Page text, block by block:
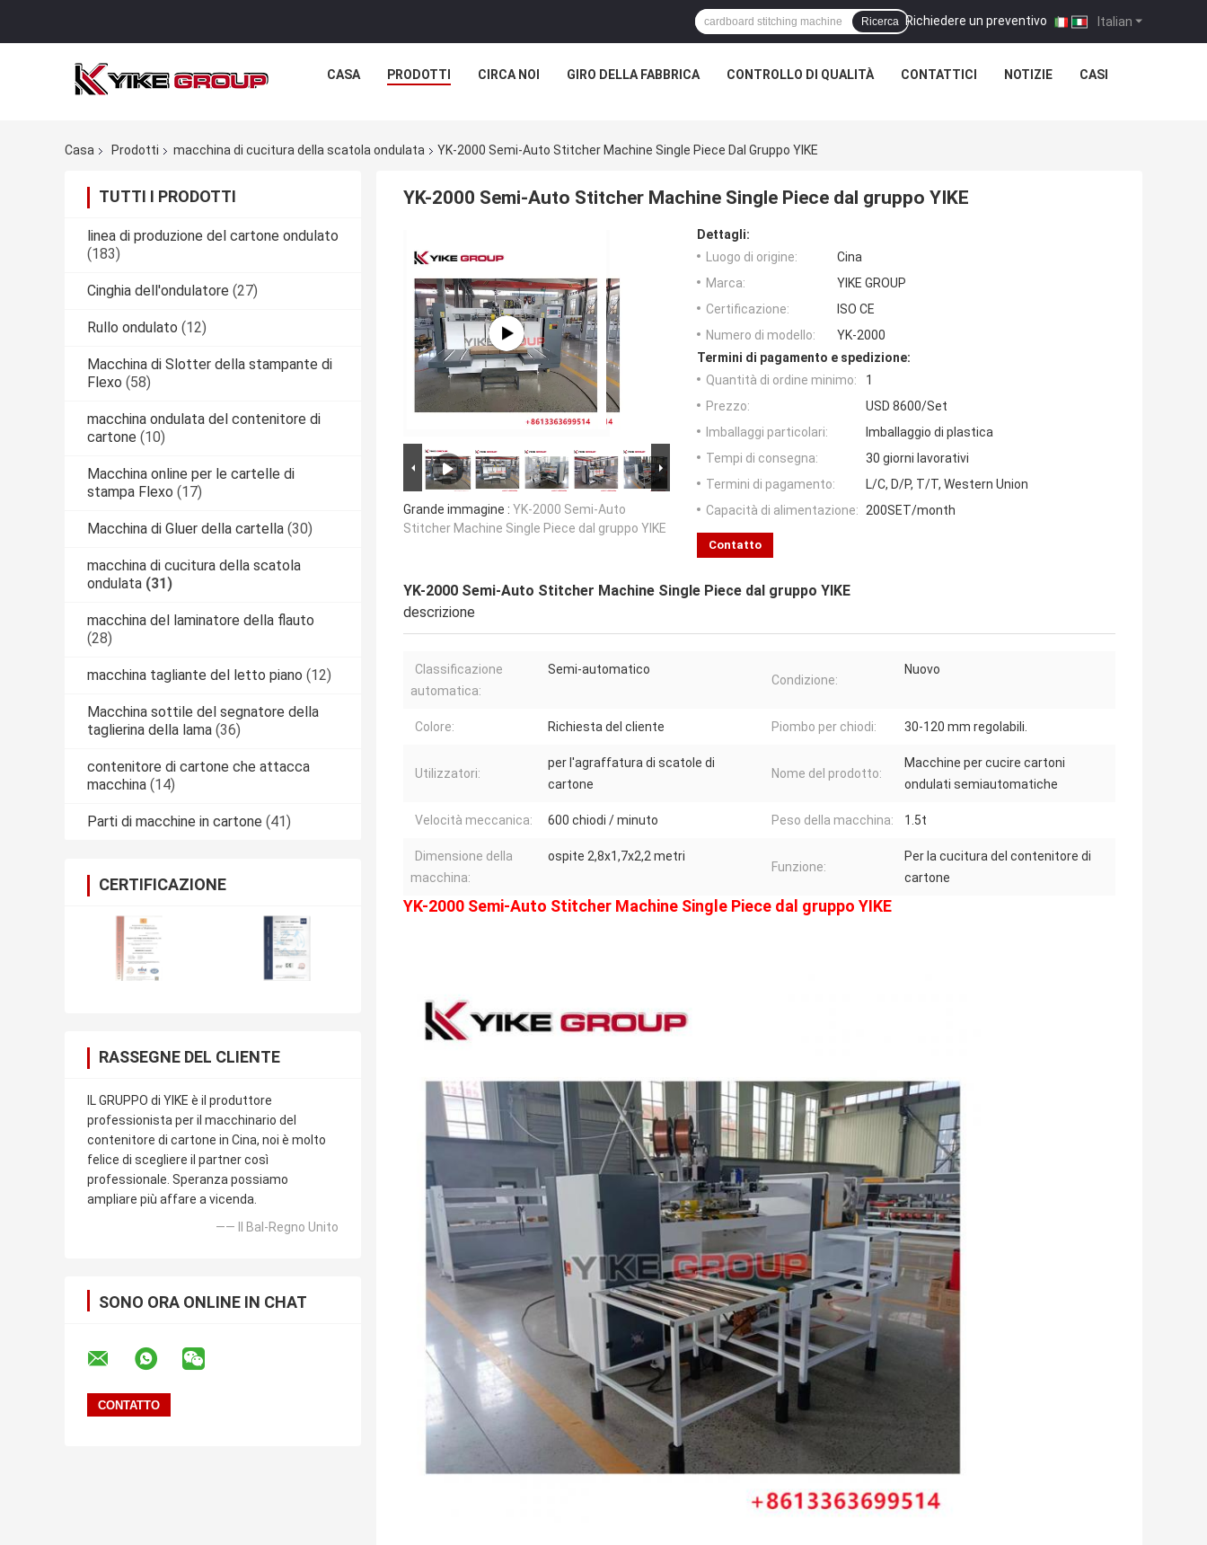
Italian
Richiedere un preventivo |
Ricerca
CASA PRODOTTI CIRCA NOI GIRO DELLA FABBRICA CONTROLLO DI QUALITÀ CONTATTICI NOTIZIE CASI
Casa Prodotti macchina di cucitura della scatola ondulata YK-2000 Semi-Auto Stitcher Machine Single Piece Dal Gruppo YIKE
TUTTI I PRODOTTI
linea di produzione del cartone ondulato
(183)
Cinghia dell'ondulatore (27)
Rullo ondulato (12)
Macchina di Slotter della stampante di
Flexo (58)
macchina ondulata del contenitore di
cartone (10)
Macchina online per le cartelle di
stampa Flexo (17)
Macchina di Gluer della cartella (30)
macchina di cucitura della scatola
ondulata (31)
macchina del laminatore della flauto
(28)
macchina tagliante del letto piano (12)
Macchina sottile del segnatore della
taglierina della lama (36)
contenitore di cartone che attacca
macchina (14)
Parti di macchine in cartone (41)
CERTIFICAZIONE
RASSEGNE DEL CLIENTE
IL GRUPPO di YIKE è il produttore
professionista per il macchinario del
contenitore di cartone in Cina, noi è molto
felice di scegliere il partner così
professionale. Speranza possiamo
ampliare più affare a vicenda.
—— Il Bal-Regno Unito
SONO ORA ONLINE IN CHAT
YK-2000 Semi-Auto Stitcher Machine Single Piece dal gruppo YIKE
Grande immagine : YK-2000 Semi-Auto
Stitcher Machine Single Piece dal gruppo YIKE
Dettagli:
Luogo di origine:
Cina
Marca:
YIKE GROUP
Certificazione:
ISO CE
Numero di modello:
YK-2000
Termini di pagamento e spedizione:
Quantità di ordine minimo:
1
Prezzo:
USD 8600/Set
Imballaggi particolari:
Imballaggio di plastica
Tempi di consegna:
30 giorni lavorativi
Termini di pagamento:
L/C, D/P, T/T, Western Union
Capacità di alimentazione: 200SET/month
Contatto
YK-2000 Semi-Auto Stitcher Machine Single Piece dal gruppo YIKE
descrizione
Classificazione
automatica:
Semi-automatico
Condizione:
Nuovo
Colore: Richiesta del cliente Piombo per chiodi: 30-120 mm regolabili.
Utilizzatori:
per l'agraffatura di scatole di
cartone
Nome del prodotto:
Macchine per cucire cartoni
ondulati semiautomatiche
Velocità meccanica: 600 chiodi / minuto Peso della macchina: 1.5t
Dimensione della
macchina:
ospite 2,8x1,7x2,2 metri
Funzione:
Per la cucitura del contenitore di
cartone
YK-2000 Semi-Auto Stitcher Machine Single Piece dal gruppo YIKE